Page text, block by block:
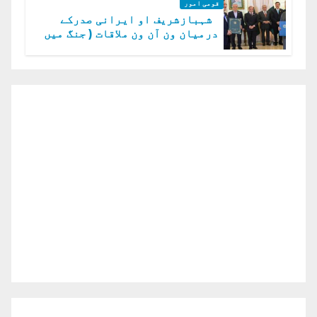
قومی امور
شہبازشریف او ایرانی صدرکے
درمیان ون آن ون ملاقات ( جنگ میں